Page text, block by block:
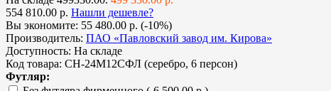
554 810.00 р. Нашли дешевле?
Вы экономите: 55 480.00 р. (-10%)
Производитель: ПАО «Павловский завод им. Кирова»
Доступность: На складе
Код товара: СН-24М12СФЛ (серебро, 6 персон)
Футляр: